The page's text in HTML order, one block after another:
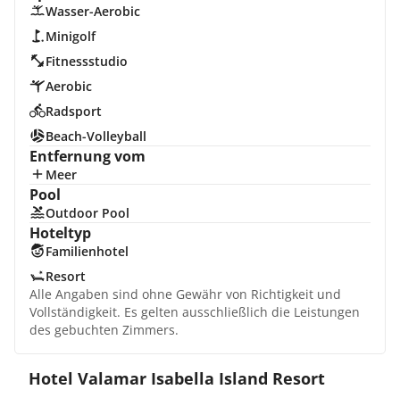
Wasser-Aerobic
Minigolf
Fitnessstudio
Aerobic
Radsport
Beach-Volleyball
Entfernung vom
Meer
Pool
Outdoor Pool
Hoteltyp
Familienhotel
Resort
Alle Angaben sind ohne Gewähr von Richtigkeit und
Vollständigkeit. Es gelten ausschließlich die Leistungen
des gebuchten Zimmers.
Hotel Valamar Isabella Island Resort